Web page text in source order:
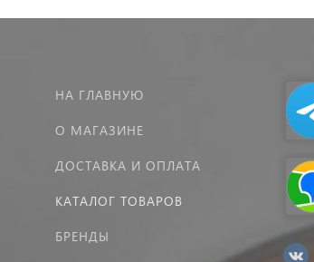
НА ГЛАВНУЮ
О МАГАЗИНЕ
ДОСТАВКА И ОПЛАТА
КАТАЛОГ ТОВАРОВ
БРЕНДЫ